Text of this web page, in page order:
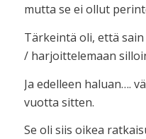
mutta se ei ollut
Tärkeintä oli, että
/ harjoittelemaan
Ja edelleen haluan….
vuotta sitten.
Se oli siis oikea